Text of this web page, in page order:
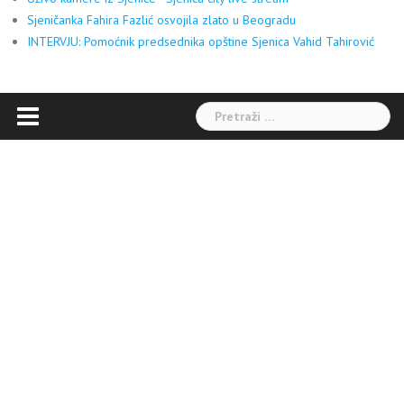
Sjeničanka Fahira Fazlić osvojila zlato u Beogradu
INTERVJU: Pomoćnik predsednika opštine Sjenica Vahid Tahirović
Pretraga: